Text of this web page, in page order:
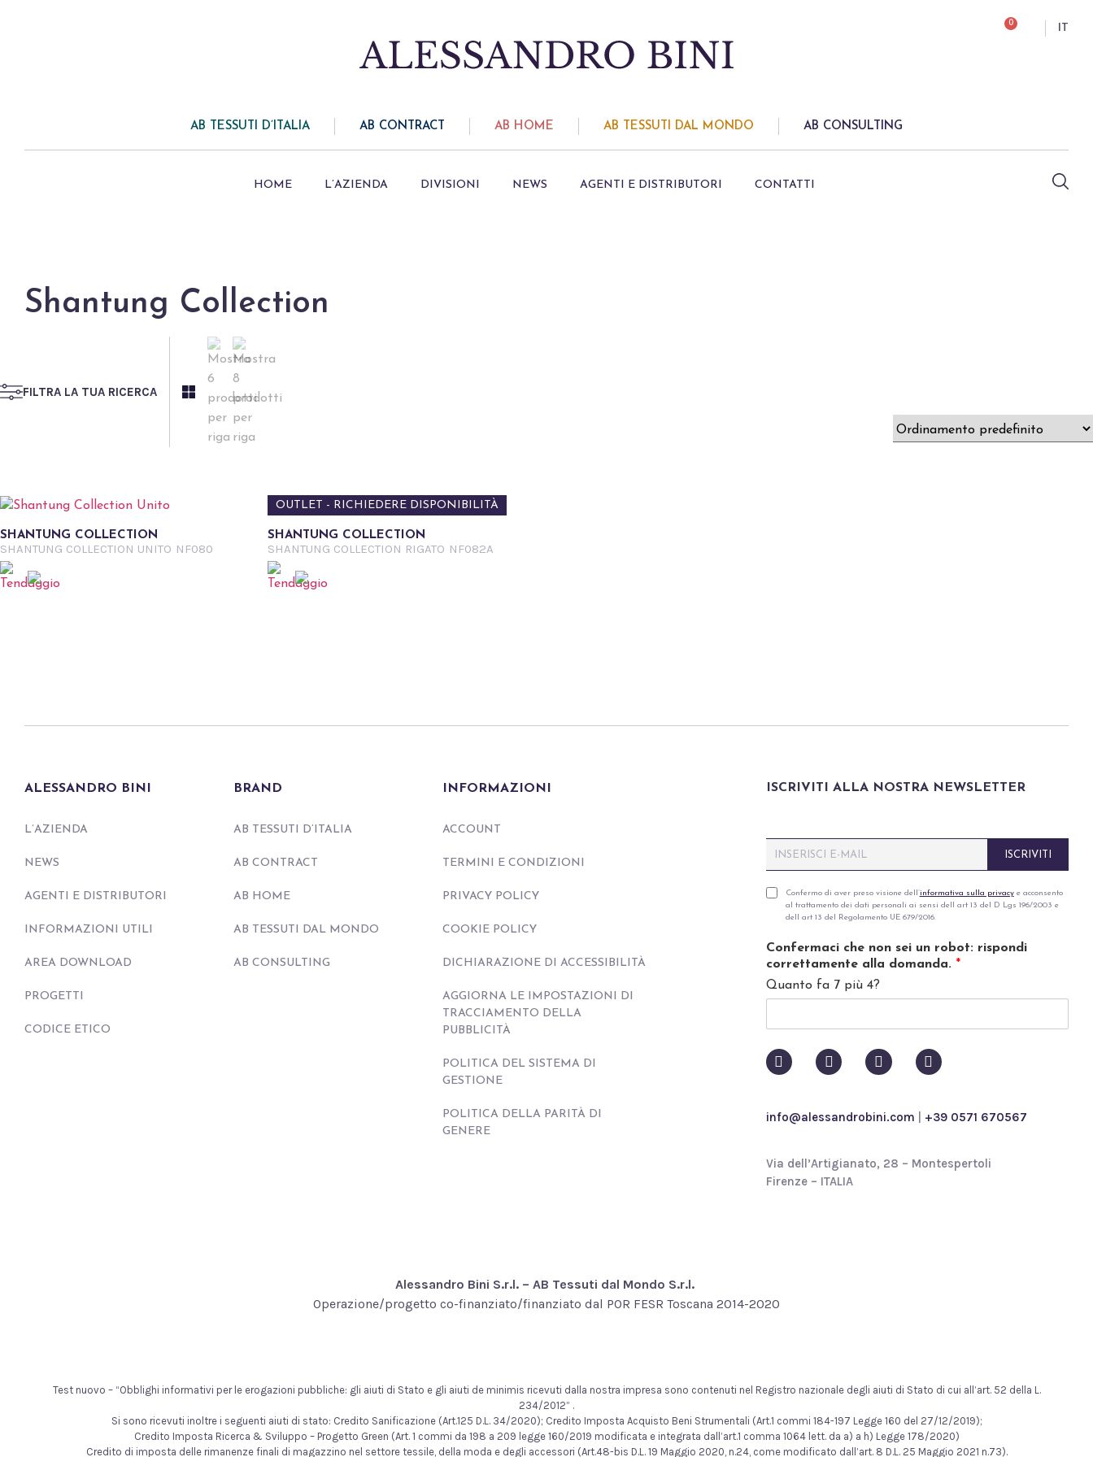
0 IT
AB TESSUTI D’ITALIA AB CONTRACT AB HOME AB TESSUTI DAL MONDO AB CONSULTING
HOME L’AZIENDA DIVISIONI NEWS AGENTI E DISTRIBUTORI CONTATTI
Shantung Collection
FILTRA LA TUA RICERCA
SHANTUNG COLLECTION
SHANTUNG COLLECTION UNITO NF080
OUTLET - RICHIEDERE DISPONIBILITÀ
SHANTUNG COLLECTION
SHANTUNG COLLECTION RIGATO NF082A
ALESSANDRO BINI
L’AZIENDA
NEWS
AGENTI E DISTRIBUTORI
INFORMAZIONI UTILI
AREA DOWNLOAD
PROGETTI
CODICE ETICO
BRAND
AB TESSUTI D’ITALIA
AB CONTRACT
AB HOME
AB TESSUTI DAL MONDO
AB CONSULTING
INFORMAZIONI
ACCOUNT
TERMINI E CONDIZIONI
PRIVACY POLICY
COOKIE POLICY
DICHIARAZIONE DI ACCESSIBILITÀ
AGGIORNA LE IMPOSTAZIONI DI
TRACCIAMENTO DELLA
PUBBLICITÀ
POLITICA DEL SISTEMA DI
GESTIONE
POLITICA DELLA PARITÀ DI
GENERE
ISCRIVITI ALLA NOSTRA NEWSLETTER
m
iP
v
a
y
i
c
Confermo di aver preso visione dell’informativa sulla privacye acconsento
al trattamento dei dati personali ai sensi dell art 13 del D Lgs 196/2003 e
dell art 13 del Regolamento UE 679/2016.
Confermaci che non sei un robot: rispondi
correttamente alla domanda. *
Quanto fa 7 più 4?
ISCRIVITI
info@alessandrobini.com +39 0571 670567
Via dell’Artigianato, 28 – Montespertoli
Firenze – ITALIA
Alessandro Bini S.r.l. – AB Tessuti dal Mondo S.r.l.
Operazione/progetto co-finanziato/finanziato dal POR FESR Toscana 2014-2020
Test nuovo – “Obblighi informativi per le erogazioni pubbliche: gli aiuti di Stato e gli aiuti de minimis ricevuti dalla nostra impresa sono contenuti nel Registro nazionale degli aiuti di Stato di cui all’art. 52 della L.
234/2012” .
Si sono ricevuti inoltre i seguenti aiuti di stato: Credito Sanificazione (Art.125 D.L. 34/2020); Credito Imposta Acquisto Beni Strumentali (Art.1 commi 184-197 Legge 160 del 27/12/2019);
Credito Imposta Ricerca & Sviluppo – Progetto Green (Art. 1 commi da 198 a 209 legge 160/2019 modificata e integrata dall’art.1 comma 1064 lett. da a) a h) Legge 178/2020)
Credito di imposta delle rimanenze finali di magazzino nel settore tessile, della moda e degli accessori (Art.48-bis D.L. 19 Maggio 2020, n.24, come modificato dall’art. 8 D.L. 25 Maggio 2021 n.73).